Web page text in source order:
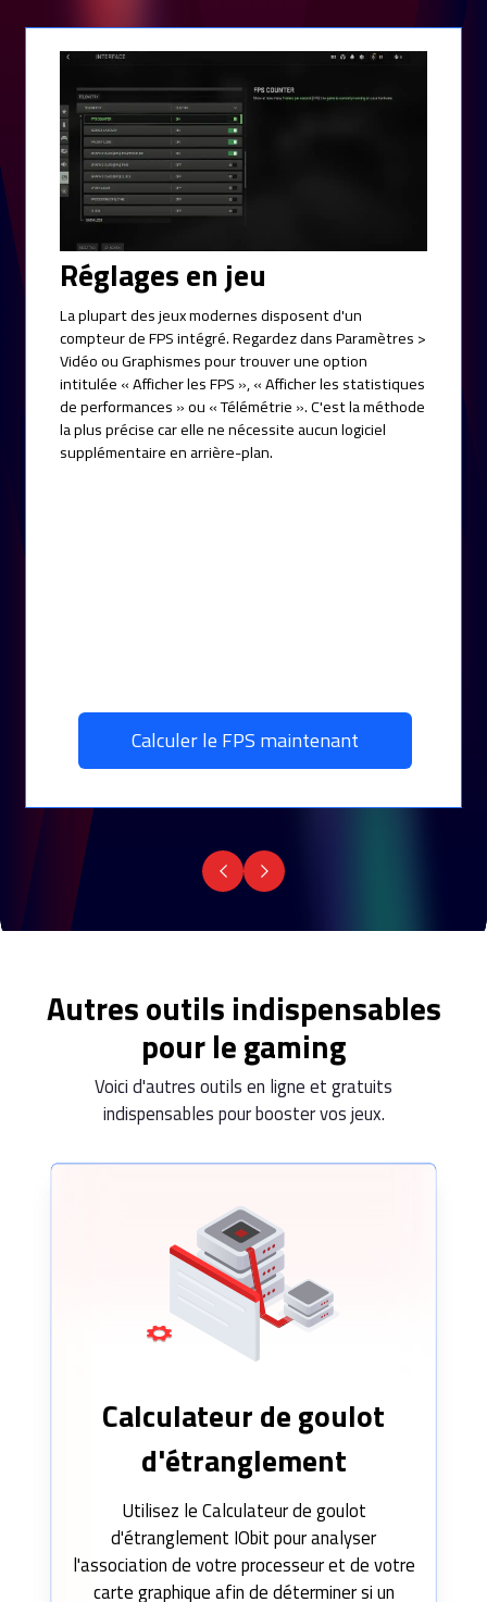
Réglages en jeu
La plupart des jeux modernes disposent d'un
compteur de FPS intégré. Regardez dans Paramètres >
Vidéo ou Graphismes pour trouver une option
intitulée « Afficher les FPS », « Afficher les statistiques
de performances » ou « Télémétrie ». C'est la méthode
la plus précise car elle ne nécessite aucun logiciel
supplémentaire en arrière-plan.
Calculer le FPS maintenant
Autres outils indispensables
pour le gaming
Voici d'autres outils en ligne et gratuits
indispensables pour booster vos jeux.
Calculateur de goulot
d'étranglement
Utilisez le Calculateur de goulot
d'étranglement IObit pour analyser
l'association de votre processeur et de votre
carte graphique afin de déterminer si un